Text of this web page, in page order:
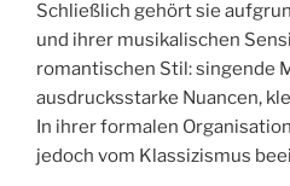
Schließlich gehört sie
und ihrer musikalischen
romantischen Stil: singende
ausdrucksstarke Nuancen,
In ihrer formalen
jedoch vom Klassizismus